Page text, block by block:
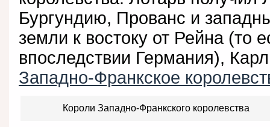
Бургундию, Прованс и
земли к востоку от Рейна (то
впоследствии Германия),
Западно-Франкское
Короли Западно-Франкского королевства